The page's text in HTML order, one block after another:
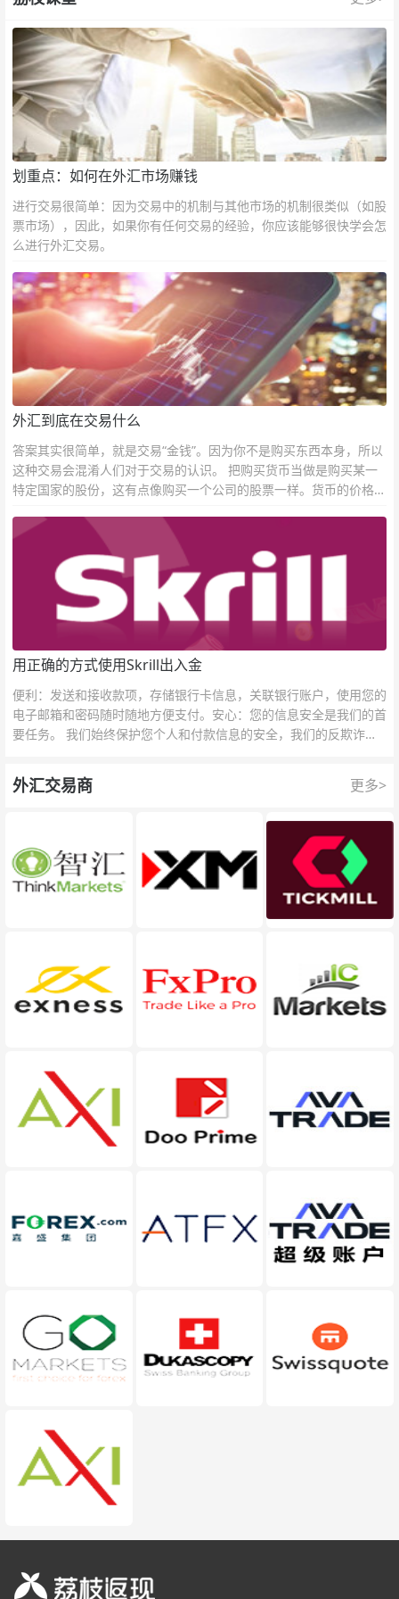
划重点：如何在外汇市场赚钱
进行交易很简单：因为交易中的机制与其他市场的机制很类似（如股
票市场），因此，如果你有任何交易的经验，你应该能够很快学会怎
么进行外汇交易。
外汇到底在交易什么
答案其实很简单，就是交易“金钱”。因为你不是购买东西本身，所以
这种交易会混淆人们对于交易的认识。 把购买货币当做是购买某一
特定国家的股份，这有点像购买一个公司的股票一样。货币的价格直
用正确的方式使用Skrill出入金
便利：发送和接收款项，存储银行卡信息，关联银行账户，使用您的
电子邮箱和密码随时随地方便支付。安心：您的信息安全是我们的首
要任务。 我们始终保护您个人和付款信息的安全，我们的反欺诈团
外汇交易商 更多>